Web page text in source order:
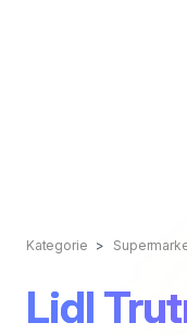
Kategorie
Lidl